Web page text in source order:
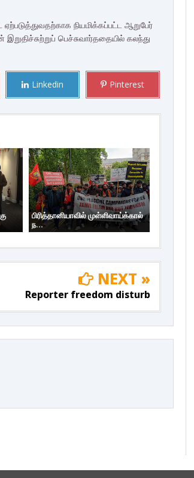
நியமிக்கப்பட்ட ஆறுபேர்
பெச்சுவார்ததையில் கலந்து
Linkedin Pinterest
பிரித்தானியாவில் முள்ளிவாய்க்கால்
ந...
NEXT »
Reporter freedom disturb